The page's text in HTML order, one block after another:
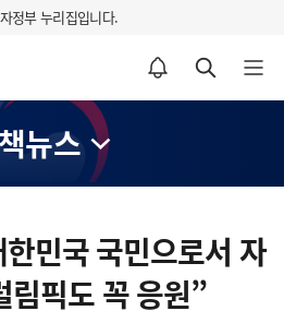
정부 누리집입니다.
알림설정 바로가기 검색 바로가기 메뉴 열기
뉴스
민국 국민으로서 자
픽도 꼭 응원”